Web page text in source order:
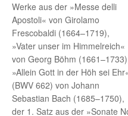
Werke aus der »Messe delli
Apostoli« von Girolamo
Frescobaldi (1664–1719),
»Vater unser im Himmelreich«
von Georg Böhm
»Allein Gott in der Höh sei
(BWV 662) von Johann
Sebastian Bach (1685–1750),
der 1. Satz aus der »Sonate